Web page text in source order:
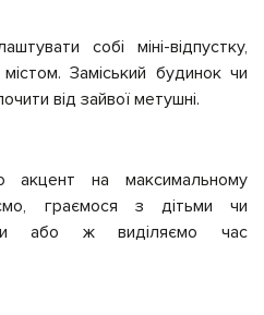
собі міні-відпустку,
Заміський будинок чи
від зайвої метушні.
на максимальному
граємося з дітьми чи
або ж виділяємо час